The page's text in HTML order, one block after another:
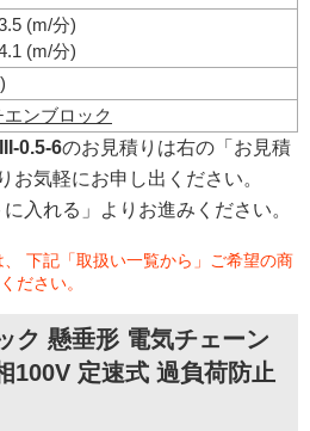
(m/分)
(m/分)
ンブロック
0.5-6のお見積りは右の「お見積
お気軽にお申し出ください。
入れる」よりお進みください。
下記「取扱い一覧から」ご希望の商
ださい。
ク 懸垂形 電気チェーン
100V 定速式 過負荷防止